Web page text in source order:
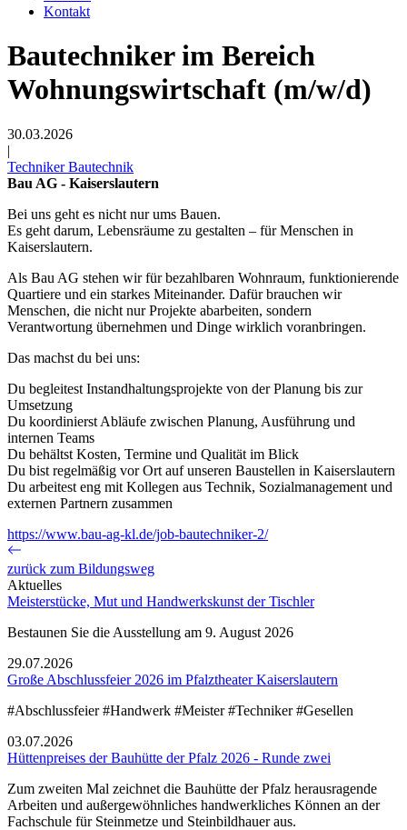
Kontakt
Bautechniker im Bereich
Wohnungswirtschaft (m/w/d)
30.03.2026
|
Techniker Bautechnik
Bau AG - Kaiserslautern
Bei uns geht es nicht nur ums Bauen.
Es geht darum, Lebensräume zu gestalten – für Menschen in
Kaiserslautern.
Als Bau AG stehen wir für bezahlbaren Wohnraum, funktionierende
Quartiere und ein starkes Miteinander. Dafür brauchen wir
Menschen, die nicht nur Projekte abarbeiten, sondern
Verantwortung übernehmen und Dinge wirklich voranbringen.
Das machst du bei uns:
Du begleitest Instandhaltungsprojekte von der Planung bis zur
Umsetzung
Du koordinierst Abläufe zwischen Planung, Ausführung und
internen Teams
Du behältst Kosten, Termine und Qualität im Blick
Du bist regelmäßig vor Ort auf unseren Baustellen in Kaiserslautern
Du arbeitest eng mit Kollegen aus Technik, Sozialmanagement und
externen Partnern zusammen
https://www.bau-ag-kl.de/job-bautechniker-2/
zurück zum Bildungsweg
Aktuelles
Meisterstücke, Mut und Handwerkskunst der Tischler
Bestaunen Sie die Ausstellung am 9. August 2026
29.07.2026
Große Abschlussfeier 2026 im Pfalztheater Kaiserslautern
#Abschlussfeier #Handwerk #Meister #Techniker #Gesellen
03.07.2026
Hüttenpreises der Bauhütte der Pfalz 2026 - Runde zwei
Zum zweiten Mal zeichnet die Bauhütte der Pfalz herausragende
Arbeiten und außergewöhnliches handwerkliches Können an der
Fachschule für Steinmetze und Steinbildhauer aus.